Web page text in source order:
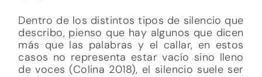
Dentro de los distintos tipos de silencio que
describo, pienso que hay algunos que dicen
más que las palabras y el callar, en estos
casos no representa estar vacío sino lleno
de voces (Colina 2018), el silencio suele ser